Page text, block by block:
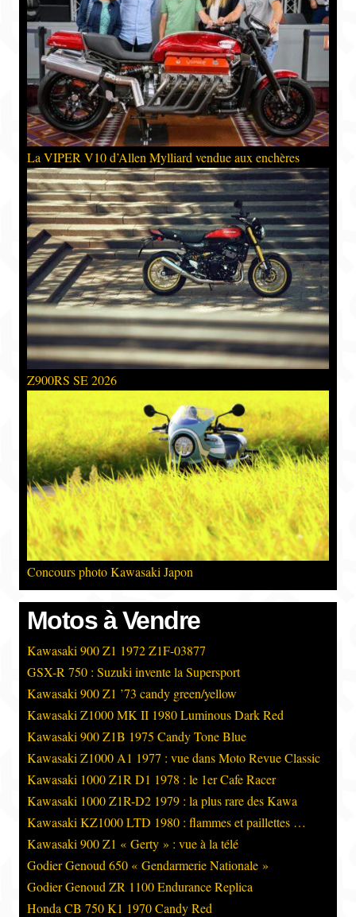
La VIPER V10 d’Allen Mylliard vendue aux enchères
Z900RS SE 2026
Concours photo Kawasaki Japon
Motos à Vendre
Kawasaki 900 Z1 1972 Z1F-03877
GSX-R 750 : Suzuki invente la Supersport
Kawasaki 900 Z1 ’73 candy green/yellow
Kawasaki Z1000 MK II 1980 Luminous Dark Red
Kawasaki 900 Z1B 1975 Candy Tone Blue
Kawasaki Z1000 A1 1977 : vue dans Moto Revue Classic
Kawasaki 1000 Z1R D1 1978 : le 1er Cafe Racer
Kawasaki 1000 Z1R-D2 1979 : la plus rare des Kawa
Kawasaki KZ1000 LTD 1980 : flammes et paillettes …
Kawasaki 900 Z1 « Gerty » : vue à la télé
Godier Genoud 650 « Gendarmerie Nationale »
Godier Genoud ZR 1100 Endurance Replica
Honda CB 750 K1 1970 Candy Red